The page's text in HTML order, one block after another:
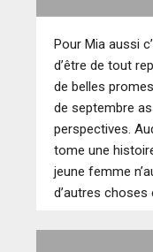
Pour Mia aussi
d’être de tout
de belles
de septembre
perspectives.
tome une
jeune femme
d’autres choses